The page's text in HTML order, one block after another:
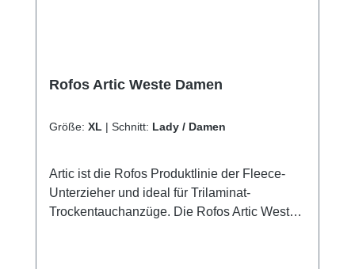
Rofos Artic Weste Damen
Größe: XL | Schnitt: Lady / Damen
Artic ist die Rofos Produktlinie der Fleece-
Unterzieher und ideal für Trilaminat-
Trockentauchanzüge. Die Rofos Artic Weste